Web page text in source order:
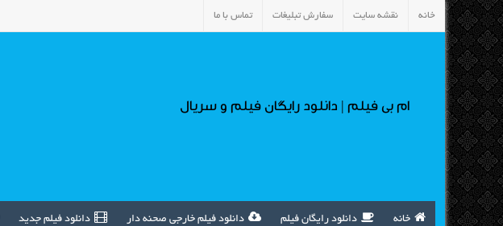
خانه نقشه سایت سفارش تبلیغات تماس با ما
ام بی فیلم | دانلود رایگان فیلم و سریال
خانه دانلود رایگان فیلم دانلود فیلم خارجی صحنه دار دانلود فیلم جدید